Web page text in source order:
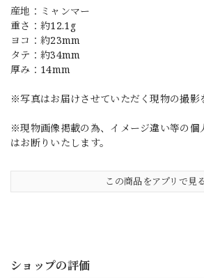
産地：ミャンマー
重さ：約12.1g
ヨコ：約23mm
タテ：約34mm
厚み：14mm
※写真はお届けさせていただく現物の撮影
※現物画像掲載の為、イメージ違い等の個
はお断りいたします。
この商品をアプリで見る
ショップの評価